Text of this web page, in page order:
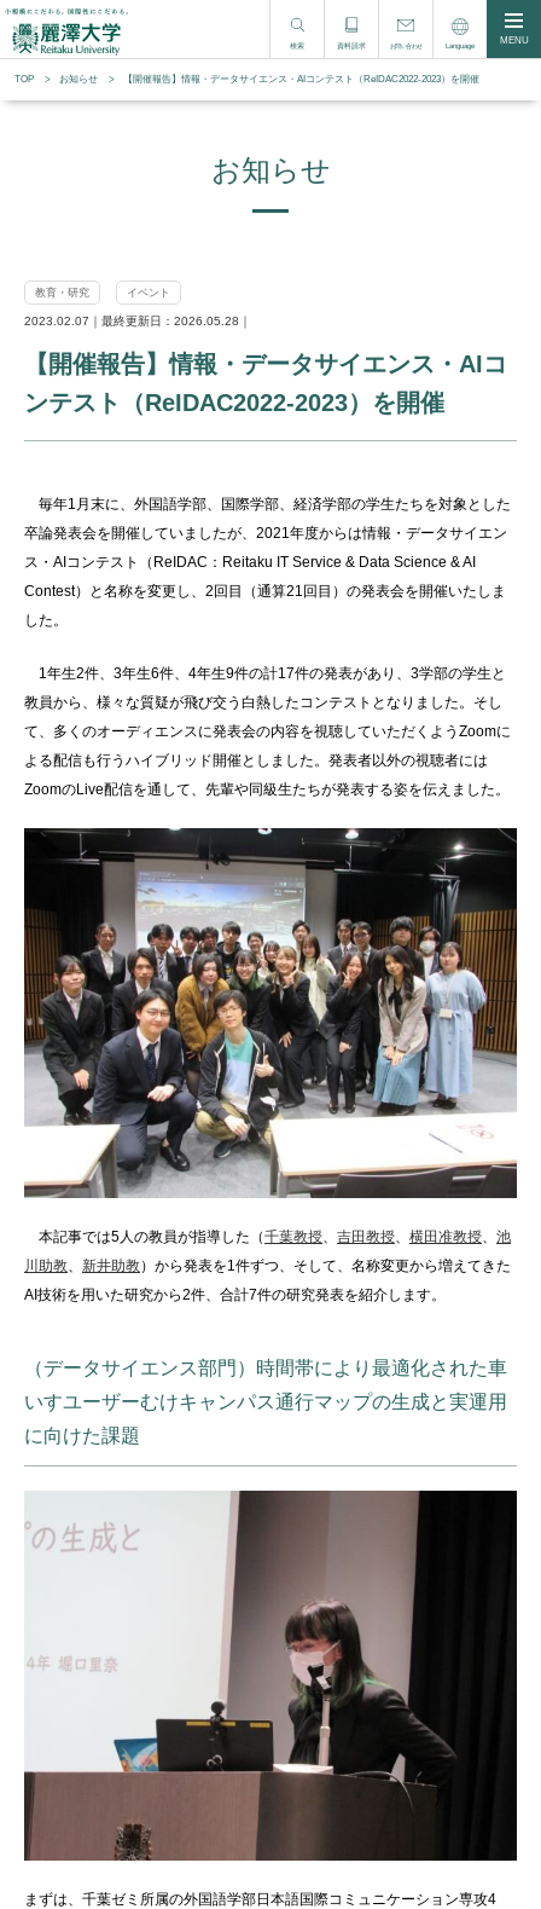
検索 資料請求 お問い合わせ Language MENU
TOP お知らせ 【開催報告】情報・データサイエンス・AIコンテスト（ReIDAC2022-2023）を開催
お知らせ
教育・研究 イベント
2023.02.07｜最終更新日：2026.05.28｜
【開催報告】情報・データサイエンス・AIコ
ンテスト（ReIDAC2022-2023）を開催
毎年1月末に、外国語学部、国際学部、経済学部の学生たちを対象とした
卒論発表会を開催していましたが、2021年度からは情報・データサイエン
ス・AIコンテスト（ReIDAC：Reitaku IT Service & Data Science & AI
Contest）と名称を変更し、2回目（通算21回目）の発表会を開催いたしま
した。
1年生2件、3年生6件、4年生9件の計17件の発表があり、3学部の学生と
教員から、様々な質疑が飛び交う白熱したコンテストとなりました。そし
て、多くのオーディエンスに発表会の内容を視聴していただくようZoomに
よる配信も行うハイブリッド開催としました。発表者以外の視聴者には
ZoomのLive配信を通して、先輩や同級生たちが発表する姿を伝えました。
本記事では5人の教員が指導した（千葉教授、 吉田教授、 横田准教授、 池
川助教、 新井助教）から発表を1件ずつ、そして、名称変更から増えてきた
AI技術を用いた研究から2件、合計7件の研究発表を紹介します。
（データサイエンス部門）時間帯により最適化された車
いすユーザーむけキャンパス通行マップの生成と実運用
に向けた課題
まずは、千葉ゼミ所属の外国語学部日本語国際コミュニケーション専攻4